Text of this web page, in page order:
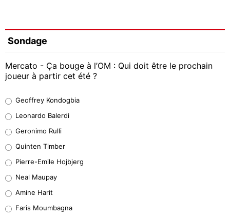
Sondage
Mercato - Ça bouge à l’OM : Qui doit être le prochain
joueur à partir cet été ?
38%
32%
5%
1%
Geoffrey Kondogbia
Leonardo Balerdi
Geronimo Rulli
Quinten Timber
Pierre-Emile Hojbjerg
Neal Maupay
Amine Harit
Faris Moumbagna